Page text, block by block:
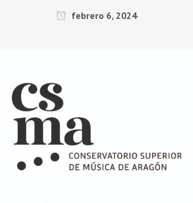
febrero 6, 2024